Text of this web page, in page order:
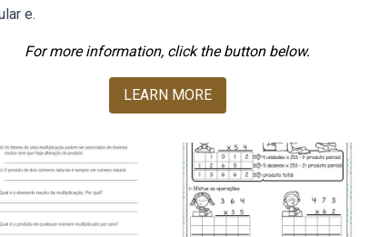
e.
For more information, click the button below.
LEARN MORE